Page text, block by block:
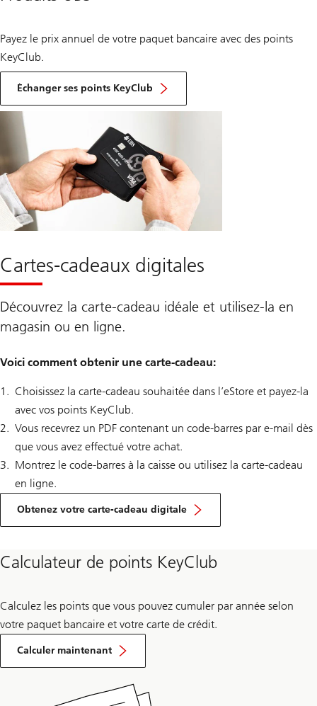
Payez le prix annuel de votre paquet bancaire avec des points
KeyClub.
Échanger ses points KeyClub
Cartes-cadeaux digitales
Découvrez la carte-cadeau idéale et utilisez-la en
magasin ou en ligne.
Voici comment obtenir une carte-cadeau:
Choisissez la carte-cadeau souhaitée dans l’eStore et payez-la
avec vos points KeyClub.
Vous recevrez un PDF contenant un code-barres par e-mail dès
que vous avez effectué votre achat.
Montrez le code-barres à la caisse ou utilisez la carte-cadeau
en ligne.
Obtenez votre carte-cadeau digitale
Calculateur de points KeyClub
Calculez les points que vous pouvez cumuler par année selon
votre paquet bancaire et votre carte de crédit.
Calculer maintenant